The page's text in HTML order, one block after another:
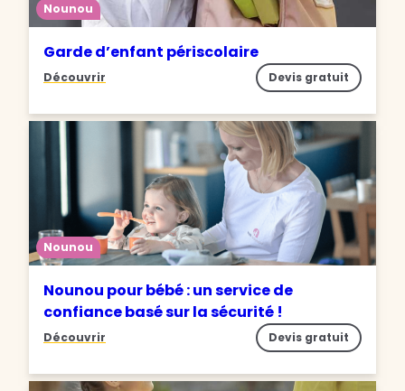
Nounou
Garde d’enfant périscolaire
Découvrir Devis gratuit
Nounou
Nounou pour bébé : un service de
confiance basé sur la sécurité !
Découvrir Devis gratuit